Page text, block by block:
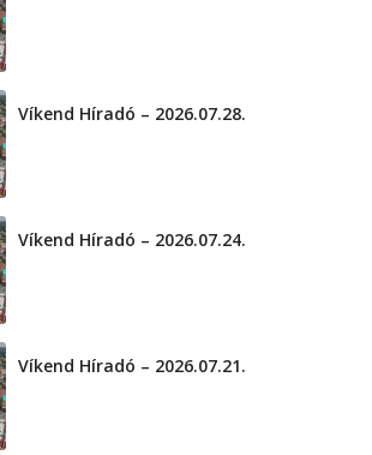
Víkend Híradó – 2026.07.28.
Víkend Híradó – 2026.07.24.
Víkend Híradó – 2026.07.21.